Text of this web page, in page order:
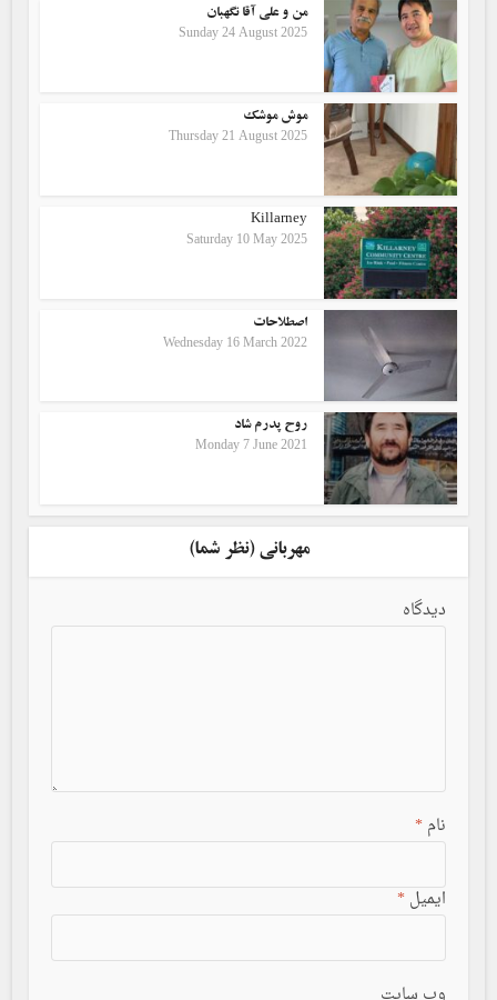
من و علی آقا نگهبان
Sunday 24 August 2025
موش موشک
Thursday 21 August 2025
Killarney
Saturday 10 May 2025
اصطلاحات
Wednesday 16 March 2022
روح پدرم شاد
Monday 7 June 2021
مهربانی (نظر شما)
دیدگاه
نام*
ایمیل*